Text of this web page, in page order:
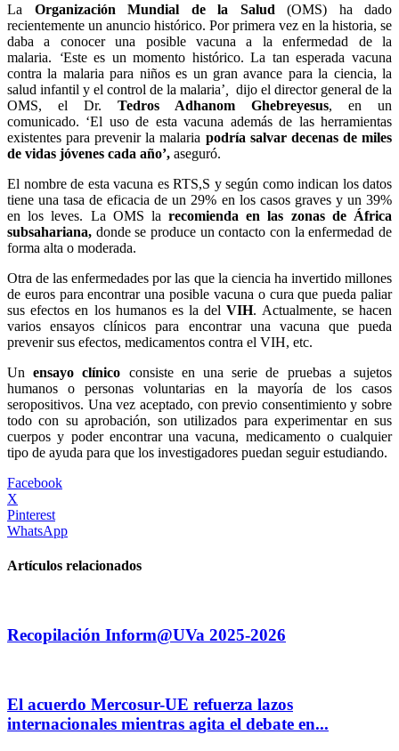
La Organización Mundial de la Salud (OMS) ha dado
recientemente un anuncio histórico. Por primera vez en la historia, se
daba a conocer una posible vacuna a la enfermedad de la
malaria. ‘Este es un momento histórico. La tan esperada vacuna
contra la malaria para niños es un gran avance para la ciencia, la
salud infantil y el control de la malaria’
dijo el director general de la
OMS, el Dr. Tedros Adhanom Ghebreyesus, en un
comunicado. ‘El uso de esta vacuna además de las herramientas
existentes para prevenir la malaria podría salvar decenas de miles
de vidas jóvenes cada año’, aseguró.
El nombre de esta vacuna es RTS,S y según como indican los datos
tiene una tasa de eficacia de un 29% en los casos graves y un 39%
en los leves. La OMS larecomienda en las zonas de África
subsahariana, donde se produce un contacto con la enfermedad de
forma alta o moderada.
Otra de las enfermedades por las que la ciencia ha invertido millones
de euros para encontrar una posible vacuna o cura que pueda paliar
sus efectos en los humanos es la delVIH. Actualmente, se hacen
varios ensayos clínicos para encontrar una vacuna que pueda
prevenir sus efectos, medicamentos contra el VIH, etc.
Unensayo clínico consiste en una serie de pruebas a sujetos
humanos o personas voluntarias en la mayoría de los casos
seropositivos. Una vez aceptado, con previo consentimiento y sobre
todo con su aprobación, son utilizados para experimentar en sus
cuerpos y poder encontrar una vacuna, medicamento o cualquier
tipo de ayuda para que los investigadores puedan seguir estudiando.
Facebook
X
Pinterest
WhatsApp
Artículos relacionados
Recopilación Inform@UVa 2025-2026
El acuerdo Mercosur-UE refuerza lazos
internacionales mientras agita el debate en...